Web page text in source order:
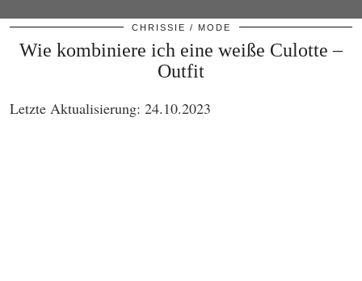
CHRISSIE MODE
Wie kombiniere ich eine weiße Culotte –
Outfit
Letzte Aktualisierung: 24.10.2023